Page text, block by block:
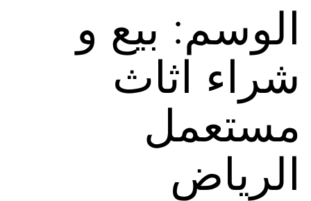
الوسم: بيع و
شراء اثاث
مستعمل
الرياض